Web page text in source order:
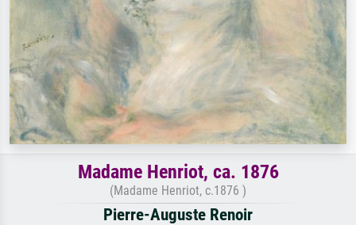
Madame Henriot, ca. 1876
(Madame Henriot, c.1876 )
Pierre-Auguste Renoir